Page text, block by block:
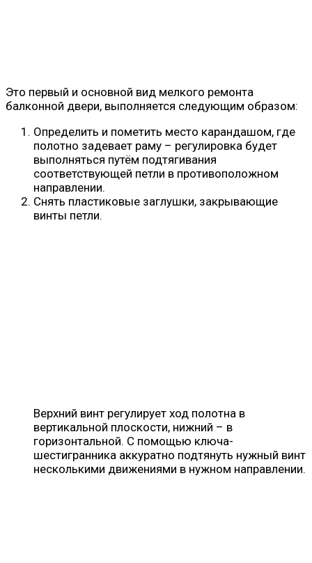
Это первый и основной вид мелкого ремонта
балконной двери, выполняется следующим образом:
Определить и пометить место карандашом, где
полотно задевает раму – регулировка будет
выполняться путём подтягивания
соответствующей петли в противоположном
направлении.
Снять пластиковые заглушки, закрывающие
винты петли.
Верхний винт регулирует ход полотна в
вертикальной плоскости, нижний – в
горизонтальной. С помощью ключа-
шестигранника аккуратно подтянуть нужный винт
несколькими движениями в нужном направлении.